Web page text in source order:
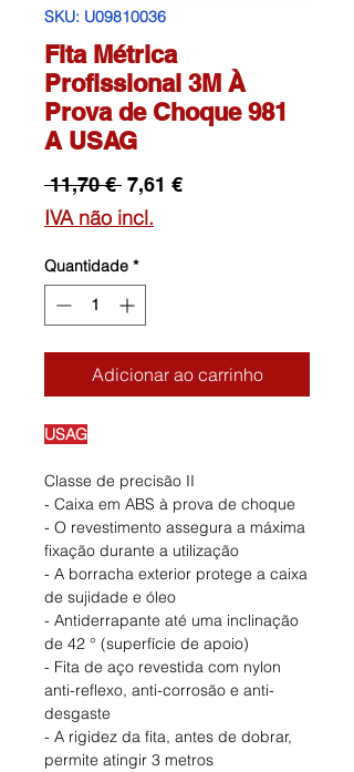
SKU: U09810036
Fita Métrica
Profissional 3M À
Prova de Choque 981
A USAG
11,70 € Preço
normal
7,61 €Preço
IVA não incl.
Quantidade *
Adicionar ao carrinho
USAG
Classe de precisão II
- Caixa em ABS à prova de choque
- O revestimento assegura a máxima
fixação durante a utilização
- A borracha exterior protege a caixa
de sujidade e óleo
- Antiderrapante até uma inclinação
de 42 ° (superfície de apoio)
- Fita de aço revestida com nylon
anti-reflexo, anti-corrosão e anti-
desgaste
- A rigidez da fita, antes de dobrar,
permite atingir 3 metros